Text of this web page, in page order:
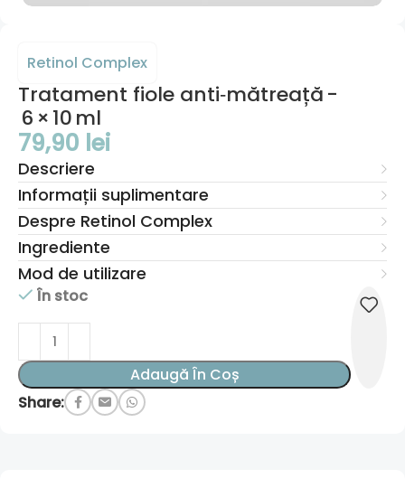
Retinol Complex
Tratament fiole anti‑mătreață -
6 × 10 ml
79,90 lei
Descriere
Informații suplimentare
Despre Retinol Complex
Ingrediente
Mod de utilizare
În stoc
Adaugă În Coș
Share: